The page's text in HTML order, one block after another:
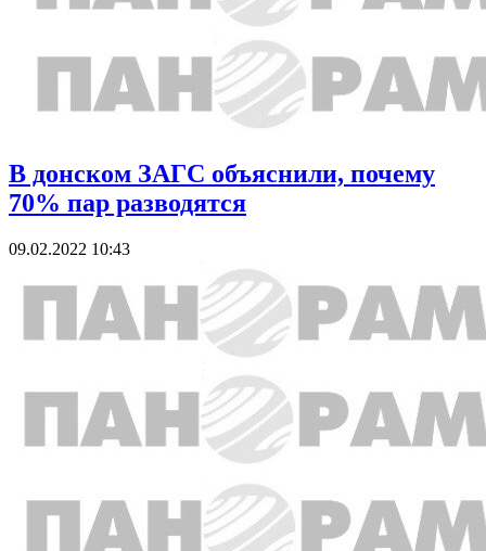
В донском ЗАГС объяснили, почему
70% пар разводятся
09.02.2022 10:43